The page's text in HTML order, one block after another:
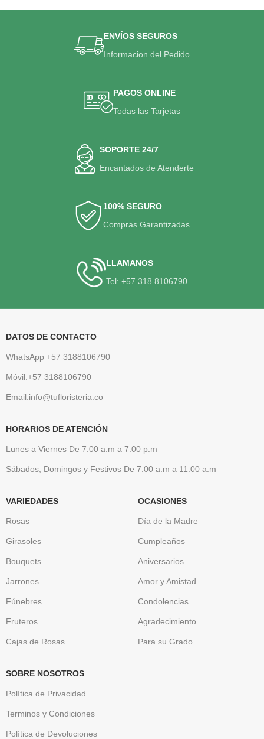
ENVÍOS SEGUROS
Informacion del Pedido
PAGOS ONLINE
Todas las Tarjetas
SOPORTE 24/7
Encantados de Atenderte
100% SEGURO
Compras Garantizadas
LLAMANOS
Tel: +57 318 8106790
DATOS DE CONTACTO
WhatsApp +57 3188106790
Móvil:+57 3188106790
Email:info@tufloristeria.co
HORARIOS DE ATENCIÓN
Lunes a Viernes De 7:00 a.m a 7:00 p.m
Sábados, Domingos y Festivos De 7:00 a.m a 11:00 a.m
VARIEDADES
Rosas
Girasoles
Bouquets
Jarrones
Fúnebres
Fruteros
Cajas de Rosas
OCASIONES
Día de la Madre
Cumpleaños
Aniversarios
Amor y Amistad
Condolencias
Agradecimiento
Para su Grado
SOBRE NOSOTROS
Política de Privacidad
Terminos y Condiciones
Política de Devoluciones